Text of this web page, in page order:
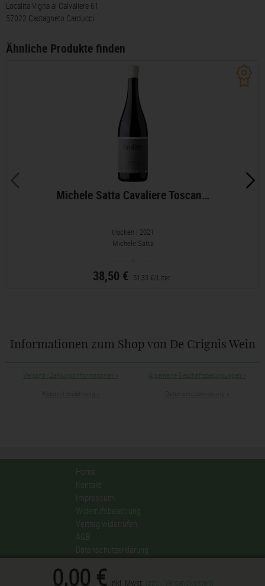
0,00 € inkl. Mwst.
Localita Vigna al Calvaliere 61
57022 Castagneto Carducci
Ähnliche Produkte finden
Michele Satta Cavaliere Toscan…
trocken | 2021
Michele Satta
38,50 € 51,33 €/Liter
Informationen zum Shop von De Crignis Wein
Versand-/Zahlungsinformationen Allgemeine Geschäftsbedingungen
Widerrufsbelehrung Datenschutzerklärung
Home
Kontakt
Impressum
Widerrufsbelehrung
Vertrag widerrufen
AGB
Datenschutzerklärung